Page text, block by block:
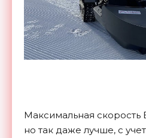
Максимальная скорость
но так даже лучше, с